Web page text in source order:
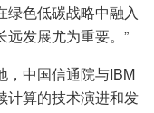
绿色低碳战略中融入
发展尤为重要。”
，中国信通院与IBM
计算的技术演进和发